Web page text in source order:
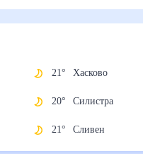
21° Хасково
20° Силистра
21° Сливен